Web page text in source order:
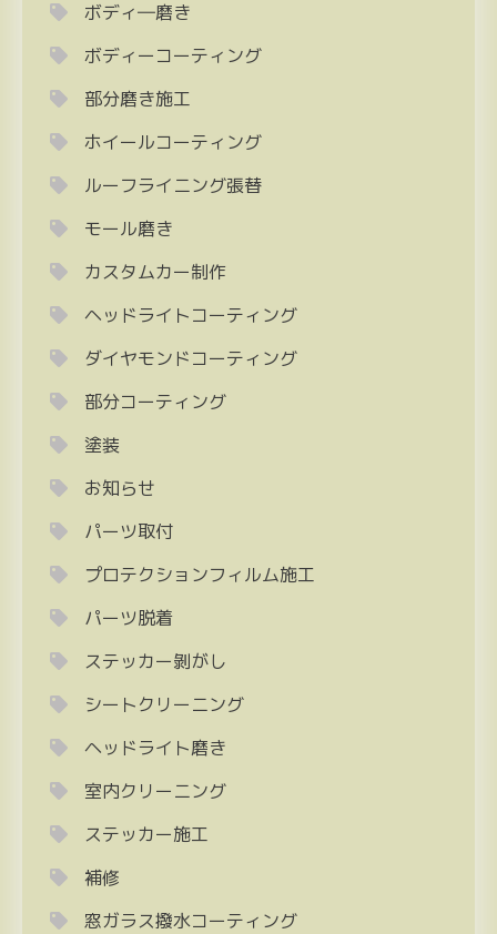
ボディ―磨き
ボディーコーティング
部分磨き施工
ホイールコーティング
ルーフライニング張替
モール磨き
カスタムカー制作
ヘッドライトコーティング
ダイヤモンドコーティング
部分コーティング
塗装
お知らせ
パーツ取付
プロテクションフィルム施工
パーツ脱着
ステッカー剝がし
シートクリーニング
ヘッドライト磨き
室内クリーニング
ステッカー施工
補修
窓ガラス撥水コーティング